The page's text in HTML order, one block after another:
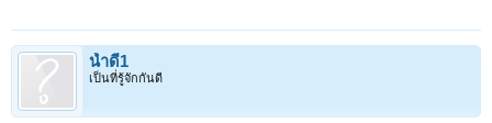
น้ำดี1
เป็นที่รู้จักกันดี